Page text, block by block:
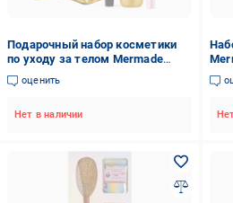
Подарочный набор косметики
по уходу за телом Mermade
Diamond Love Your Sparkle 3в1
для женщин
оценить
Нет в наличии